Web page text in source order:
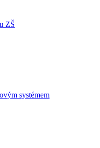
ZŠ
systémem